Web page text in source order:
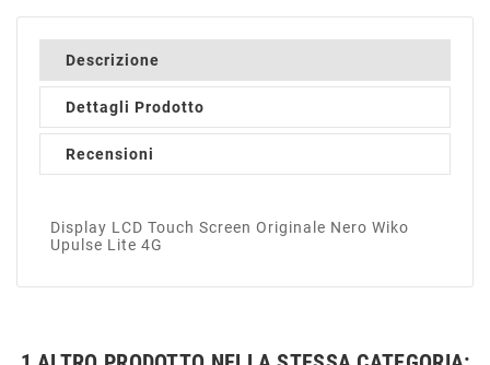
Descrizione
Dettagli Prodotto
Recensioni
Display LCD Touch Screen Originale Nero Wiko
Upulse Lite 4G